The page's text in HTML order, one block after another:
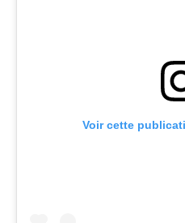
Voir cette